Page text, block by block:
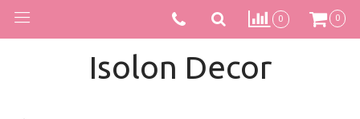
0 0
Isolon Decor